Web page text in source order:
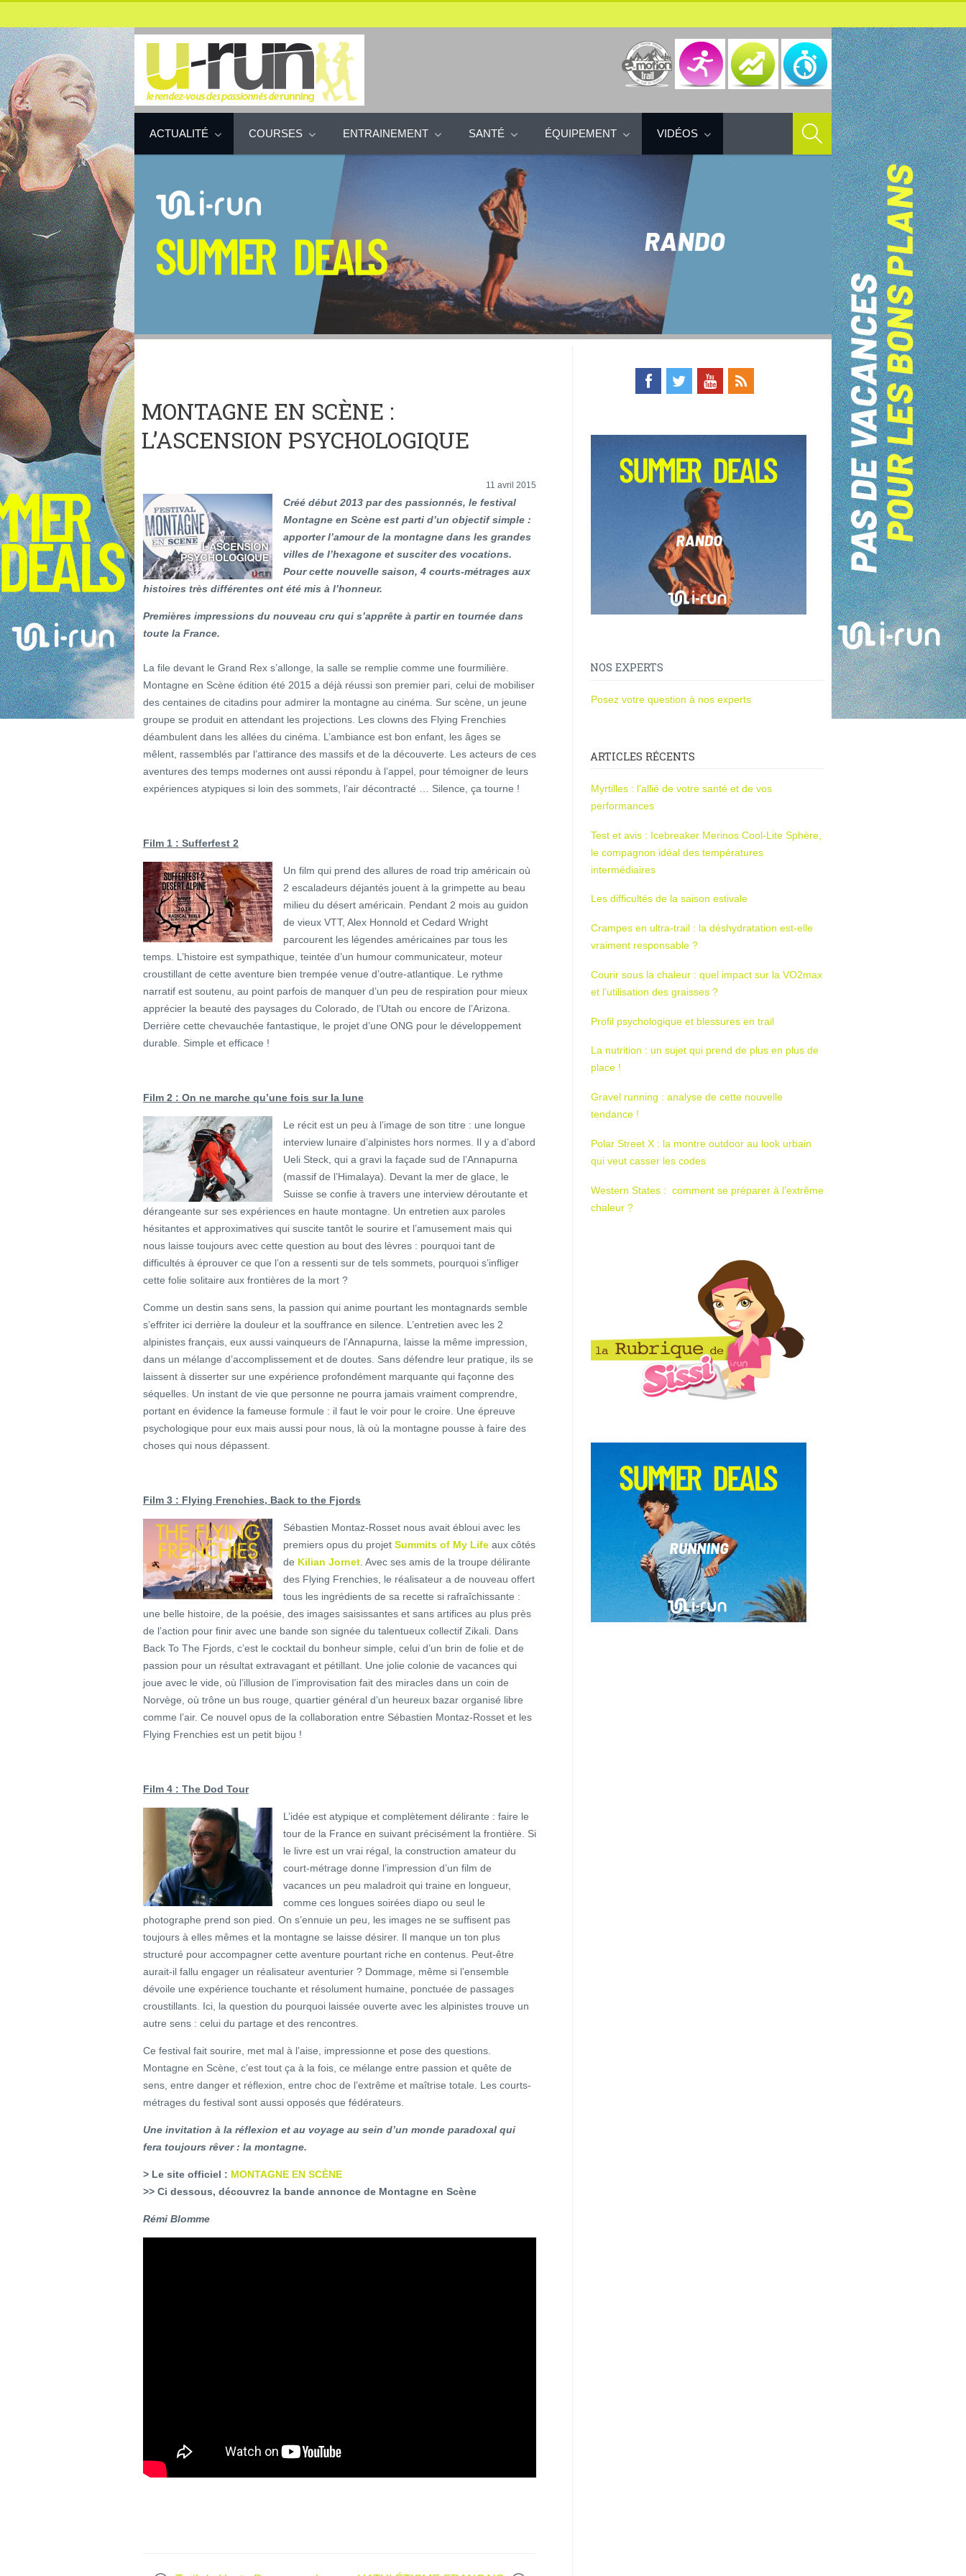
ACTUALITÉ COURSES ENTRAINEMENT SANTÉ ÉQUIPEMENT VIDÉOS
MONTAGNE EN SCÈNE :
L’ASCENSION PSYCHOLOGIQUE
11 avril 2015
Créé début 2013 par des passionnés, le festival
Montagne en Scène est parti d’un objectif simple :
apporter l’amour de la montagne dans les grandes
villes de l’hexagone et susciter des vocations.
Pour cette nouvelle saison, 4 courts-métrages aux
histoires très différentes ont été mis à l’honneur.
Premières impressions du nouveau cru qui s’apprête à partir en tournée dans
toute la France.
La file devant le Grand Rex s’allonge, la salle se remplie comme une fourmilière.
Montagne en Scène édition été 2015 a déjà réussi son premier pari, celui de mobiliser
des centaines de citadins pour admirer la montagne au cinéma. Sur scène, un jeune
groupe se produit en attendant les projections. Les clowns des Flying Frenchies
déambulent dans les allées du cinéma. L’ambiance est bon enfant, les âges se
mêlent, rassemblés par l’attirance des massifs et de la découverte. Les acteurs de ces
aventures des temps modernes ont aussi répondu à l’appel, pour témoigner de leurs
expériences atypiques si loin des sommets, l’air décontracté … Silence, ça tourne !
Film 1 : Sufferfest 2
Un film qui prend des allures de road trip américain où
2 escaladeurs déjantés jouent à la grimpette au beau
milieu du désert américain. Pendant 2 mois au guidon
de vieux VTT, Alex Honnold et Cedard Wright
parcourent les légendes américaines par tous les
temps. L’histoire est sympathique, teintée d’un humour communicateur, moteur
croustillant de cette aventure bien trempée venue d’outre-atlantique. Le rythme
narratif est soutenu, au point parfois de manquer d’un peu de respiration pour mieux
apprécier la beauté des paysages du Colorado, de l’Utah ou encore de l’Arizona.
Derrière cette chevauchée fantastique, le projet d’une ONG pour le développement
durable. Simple et efficace !
Film 2 : On ne marche qu’une fois sur la lune
Le récit est un peu à l’image de son titre : une longue
interview lunaire d’alpinistes hors normes. Il y a d’abord
Ueli Steck, qui a gravi la façade sud de l’Annapurna
(massif de l’Himalaya). Devant la mer de glace, le
Suisse se confie à travers une interview déroutante et
dérangeante sur ses expériences en haute montagne. Un entretien aux paroles
hésitantes et approximatives qui suscite tantôt le sourire et l’amusement mais qui
nous laisse toujours avec cette question au bout des lèvres : pourquoi tant de
difficultés à éprouver ce que l’on a ressenti sur de tels sommets, pourquoi s’infliger
cette folie solitaire aux frontières de la mort ?
Comme un destin sans sens, la passion qui anime pourtant les montagnards semble
s’effriter ici derrière la douleur et la souffrance en silence. L’entretien avec les 2
alpinistes français, eux aussi vainqueurs de l’Annapurna, laisse la même impression,
dans un mélange d’accomplissement et de doutes. Sans défendre leur pratique, ils se
laissent à disserter sur une expérience profondément marquante qui façonne des
séquelles. Un instant de vie que personne ne pourra jamais vraiment comprendre,
portant en évidence la fameuse formule : il faut le voir pour le croire. Une épreuve
psychologique pour eux mais aussi pour nous, là où la montagne pousse à faire des
choses qui nous dépassent.
Film 3 : Flying Frenchies, Back to the Fjords
Sébastien Montaz-Rosset nous avait ébloui avec les
premiers opus du projet Summits of My Life aux côtés
de Kilian Jornet . Avec ses amis de la troupe délirante
des Flying Frenchies, le réalisateur a de nouveau offert
tous les ingrédients de sa recette si rafraîchissante :
une belle histoire, de la poésie, des images saisissantes et sans artifices au plus près
de l’action pour finir avec une bande son signée du talentueux collectif Zikali. Dans
Back To The Fjords, c’est le cocktail du bonheur simple, celui d’un brin de folie et de
passion pour un résultat extravagant et pétillant. Une jolie colonie de vacances qui
joue avec le vide, où l’illusion de l’improvisation fait des miracles dans un coin de
Norvège, où trône un bus rouge, quartier général d’un heureux bazar organisé libre
comme l’air. Ce nouvel opus de la collaboration entre Sébastien Montaz-Rosset et les
Flying Frenchies est un petit bijou !
Film 4 : The Dod Tour
L’idée est atypique et complètement délirante : faire le
tour de la France en suivant précisément la frontière. Si
le livre est un vrai régal, la construction amateur du
court-métrage donne l’impression d’un film de
vacances un peu maladroit qui traine en longueur,
comme ces longues soirées diapo ou seul le
photographe prend son pied. On s’ennuie un peu, les images ne se suffisent pas
toujours à elles mêmes et la montagne se laisse désirer. Il manque un ton plus
structuré pour accompagner cette aventure pourtant riche en contenus. Peut-être
aurait-il fallu engager un réalisateur aventurier ? Dommage, même si l’ensemble
dévoile une expérience touchante et résolument humaine, ponctuée de passages
croustillants. Ici, la question du pourquoi laissée ouverte avec les alpinistes trouve un
autre sens : celui du partage et des rencontres.
Ce festival fait sourire, met mal à l’aise, impressionne et pose des questions.
Montagne en Scène, c’est tout ça à la fois, ce mélange entre passion et quête de
sens, entre danger et réflexion, entre choc de l’extrême et maîtrise totale. Les courts-
métrages du festival sont aussi opposés que fédérateurs.
Une invitation à la réflexion et au voyage au sein d’un monde paradoxal qui
fera toujours rêver : la montagne.
> Le site officiel : MONTAGNE EN SCÈNE
>> Ci dessous, découvrez la bande annonce de Montagne en Scène
Rémi Blomme
NOS EXPERTS
Posez votre question à nos experts
ARTICLES RÉCENTS
Myrtilles : l’allié de votre santé et de vos
performances
Test et avis : Icebreaker Merinos Cool-Lite Sphère,
le compagnon idéal des températures
intermédiaires
Les difficultés de la saison estivale
Crampes en ultra-trail : la déshydratation est-elle
vraiment responsable ?
Courir sous la chaleur : quel impact sur la VO2max
et l’utilisation des graisses ?
Profil psychologique et blessures en trail
La nutrition : un sujet qui prend de plus en plus de
place !
Gravel running : analyse de cette nouvelle
tendance !
Polar Street X : la montre outdoor au look urbain
qui veut casser les codes
Western States : comment se préparer à l’extrême
chaleur ?